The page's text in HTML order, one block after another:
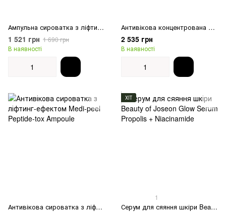
Ампульна сироватка з ліфтинг-ефектом Arocell Botulcare Primetox Ampoule
1 521 грн 1 690 грн
В наявності
Антивікова концентрована сироватка з протеїнами та EGF пептидом Koy Solid Volume Ampoule
2 535 грн
В наявності
Антивікова сироватка з ліфтинг-ефектом Medi-peel Peptide-tox Ampoule
ХІТ
1
Серум для сяяння шкіри Beauty of Joseon Glow Serum Propolis + Niacinamide